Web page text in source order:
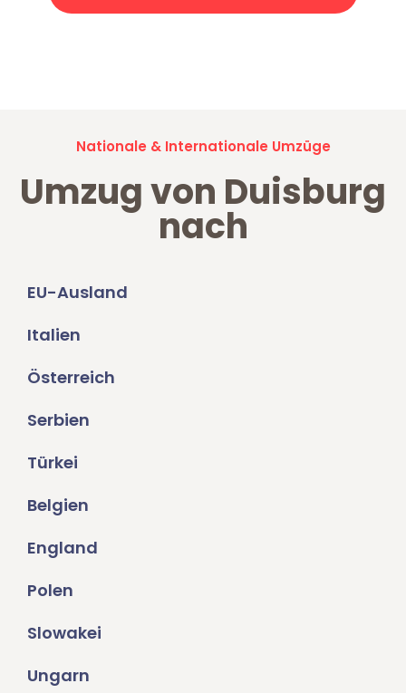
Nationale & Internationale Umzüge
Umzug von Duisburg
nach
EU-Ausland
Italien
Österreich
Serbien
Türkei
Belgien
England
Polen
Slowakei
Ungarn